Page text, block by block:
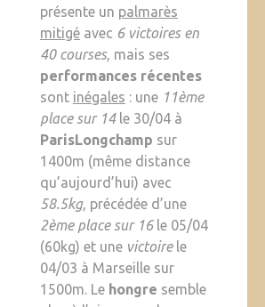
présente un palmarès
mitigéavec 6 victoires en
40 courses, mais ses
performances récentes
sont inégales : une 11ème
place sur 14le 30/04 à
ParisLongchamp sur
1400m (même distance
qu’aujourd’hui) avec
58.5kg, précédée d’une
2ème place sur 16le 05/04
(60kg) et une victoirele
04/03 à Marseille sur
1500m. Le hongre semble